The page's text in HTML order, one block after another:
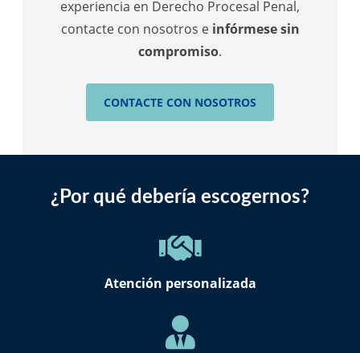
experiencia en Derecho Procesal Penal,
contacte con nosotros e infórmese sin
compromiso.
CONTACTE CON NOSOTROS
¿Por qué debería escogernos?
Atención personalizada